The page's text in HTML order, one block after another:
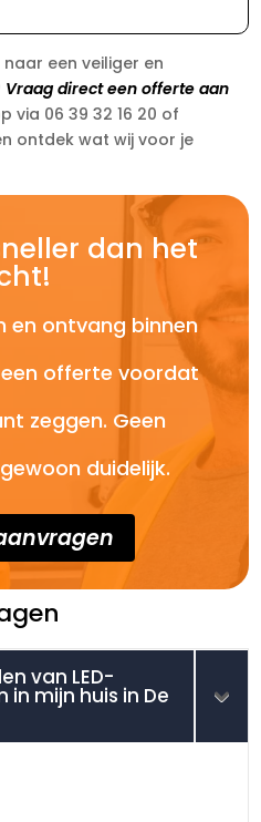
een veiliger en
Vraag direct een offerte aan
via 06 39 32 16 20 of
ontdek wat wij voor je
dan het
en ontvang binnen
offerte voordat
zeggen. Geen
duidelijk.
van LED-
mijn huis in De